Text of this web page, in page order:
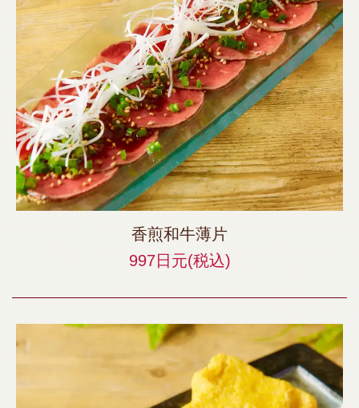
香煎和牛薄片
997日元(税込)